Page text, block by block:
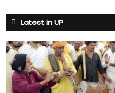
अभ्यास
मैच
में
पसीना
बहाएगी
टीम
इंडिया
Latest in UP